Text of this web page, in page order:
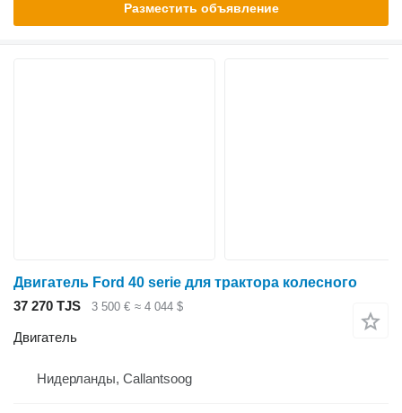
Разместить объявление
Двигатель Ford 40 serie для трактора колесного
37 270 TJS
3 500 € ≈ 4 044 $
Двигатель
Нидерланды, Callantsoog